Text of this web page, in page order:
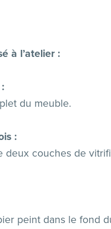
à l’atelier :
du meuble.
:
deux couches de
peint dans le fond